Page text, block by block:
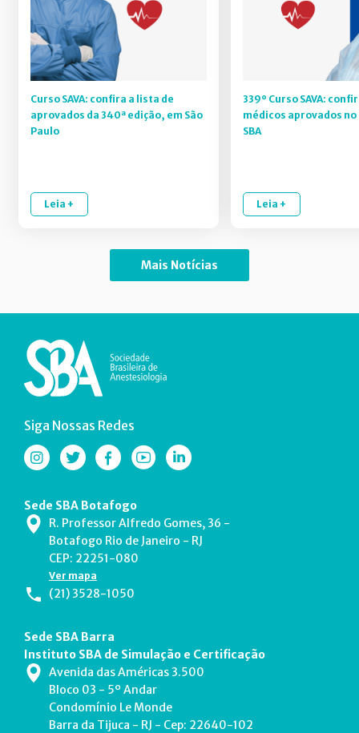
Curso SAVA: confira a lista de
aprovados da 340ª edição, em São
Paulo
Leia +
339º Curso SAVA:
médicos aprovados
SBA
Leia +
Mais Notícias
Siga Nossas Redes
Sede SBA Botafogo
R. Professor Alfredo Gomes, 36 -
Botafogo Rio de Janeiro - RJ
CEP: 22251-080
Ver mapa
(21) 3528-1050
Sede SBA Barra
Instituto SBA de Simulação e Certificação
Avenida das Américas 3.500
Bloco 03 - 5º Andar
Condomínio Le Monde
Barra da Tijuca - RJ - Cep: 22640-102